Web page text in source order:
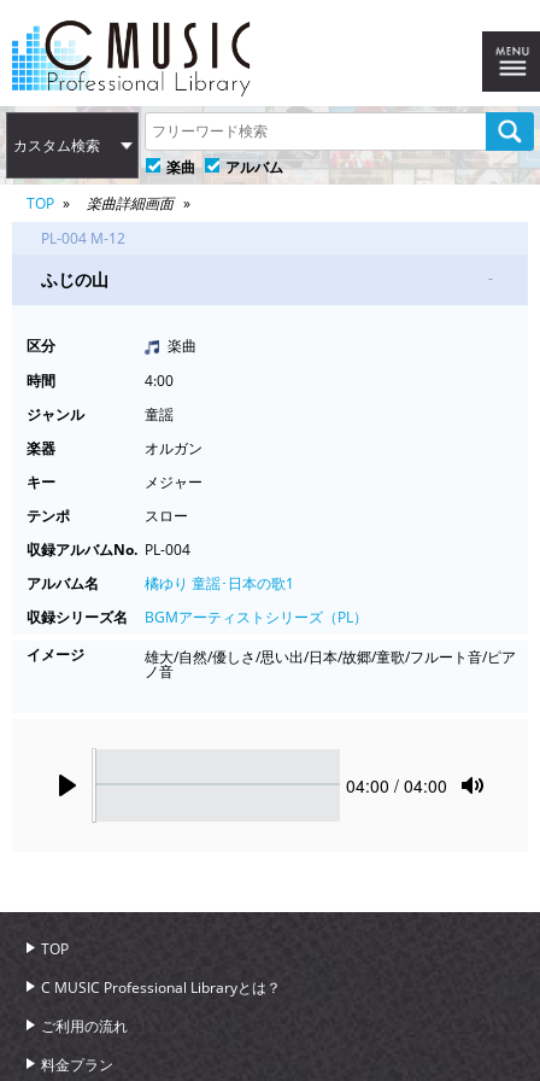
カスタム検索
楽曲
アルバム
TOP
楽曲詳細画面
PL-004 M-12
ふじの山 -
区分
楽曲
時間
4:00
ジャンル
童謡
楽器
オルガン
キー
メジャー
テンポ
スロー
収録アルバムNo. PL-004
アルバム名
橘ゆり 童謡･日本の歌1
収録シリーズ名
BGMアーティストシリーズ（PL）
イメージ
雄大/自然/優しさ/思い出/日本/故郷/童歌/フルート音/ピア
ノ音
Current
04:00 / 04:00
TOP
C MUSIC Professional Libraryとは？
ご利用の流れ
料金プラン